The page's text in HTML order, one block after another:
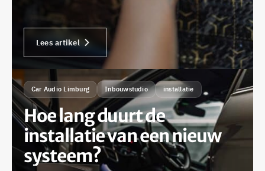
Lees artikel
Car Audio Limburg Inbouwstudio installatie
Hoe lang duurt de
installatie van een nieuw
systeem?